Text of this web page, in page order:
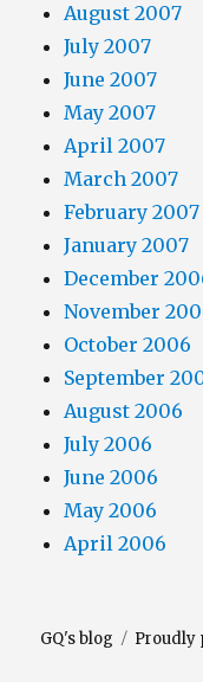
August 2007
July 2007
June 2007
May 2007
April 2007
March 2007
February 2007
January 2007
December
November
October 2006
September
August 2006
July 2006
June 2006
May 2006
April 2006
GQ's blog Proudly